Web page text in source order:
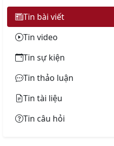
Tin bài viết
Tin video
Tin sự kiện
Tin thảo luận
Tin tài liệu
Tin câu hỏi